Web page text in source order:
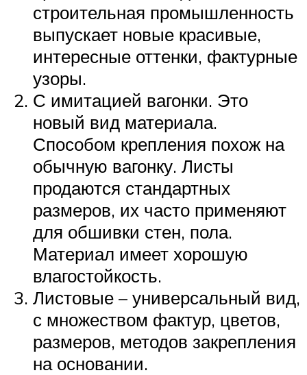
строительная промышленность
выпускает новые красивые,
интересные оттенки, фактурные
узоры.
С имитацией вагонки. Это
новый вид материала.
Способом крепления похож на
обычную вагонку. Листы
продаются стандартных
размеров, их часто применяют
для обшивки стен, пола.
Материал имеет хорошую
влагостойкость.
Листовые – универсальный вид,
с множеством фактур, цветов,
размеров, методов закрепления
на основании.